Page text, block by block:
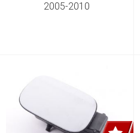
2005-2010